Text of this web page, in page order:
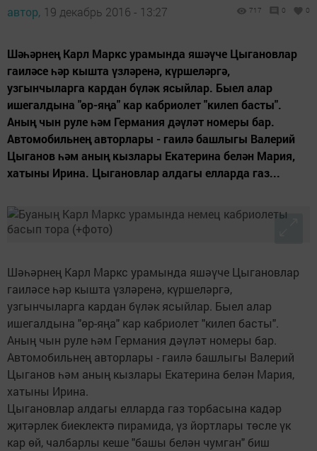
автор, 19 декабрь 2016 - 13:27 717 0 0
Шәһәрнең Карл Маркс урамында яшәүче Цыгановлар
гаиләсе һәр кышта үзләренә, күршеләргә,
узгынчыларга кардан бүләк ясыйлар. Быел алар
ишегалдына "өр-яңа" кар кабриолет "килеп басты".
Аның чын руле һәм Германия дәүләт номеры бар.
Автомобильнең авторлары - гаилә башлыгы Валерий
Цыганов һәм аның кызлары Екатерина белән Мария,
хатыны Ирина. Цыгановлар алдагы елларда газ...
Шәһәрнең Карл Маркс урамында яшәүче Цыгановлар
гаиләсе һәр кышта үзләренә, күршеләргә,
узгынчыларга кардан бүләк ясыйлар. Быел алар
ишегалдына "өр-яңа" кар кабриолет "килеп басты".
Аның чын руле һәм Германия дәүләт номеры бар.
Автомобильнең авторлары - гаилә башлыгы Валерий
Цыганов һәм аның кызлары Екатерина белән Мария,
хатыны Ирина.
Цыгановлар алдагы елларда газ торбасына кадәр
җитәрлек биеклектә пирамида, үз йортлары төсле үк
кар өй, чалбарлы кеше "башы белән чумган" биш